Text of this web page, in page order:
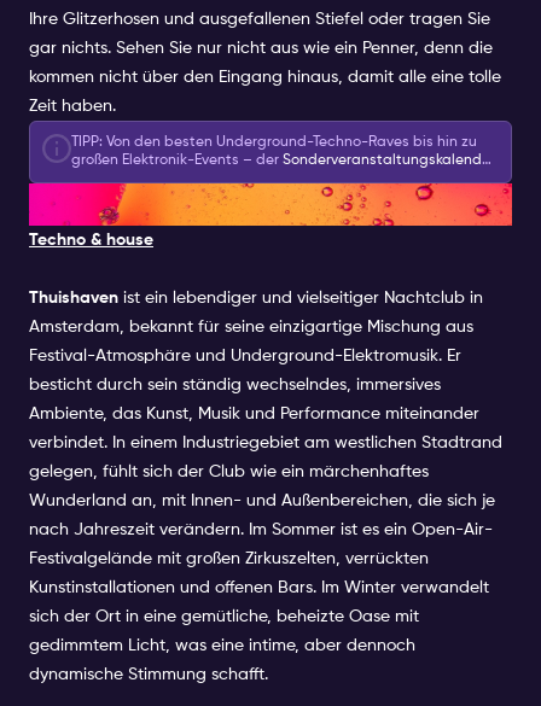
Guestlist Information: You will be placed on the
guestlist for this Special Event by selecting it
can choose one Special Event per day at no
extra cost.
Ihre Glitzerhosen und ausgefallenen Stiefel oder tragen Sie
gar nichts. Sehen Sie nur nicht aus wie ein Penner, denn die
kommen nicht über den Eingang hinaus, damit alle eine tolle
Zeit haben.
TIPP: Von den besten Underground-Techno-Raves bis hin zu
großen Elektronik-Events – der Sonderveranstaltungskalender
Veranstaltungen in der ganzen Stadt.
6. THUISHAVEN
Techno & house
Thuishaven ist ein lebendiger und vielseitiger Nachtclub in
Amsterdam, bekannt für seine einzigartige Mischung aus
Festival-Atmosphäre und Underground-Elektromusik. Er
besticht durch sein ständig wechselndes, immersives
Ambiente, das Kunst, Musik und Performance miteinander
verbindet. In einem Industriegebiet am westlichen Stadtrand
gelegen, fühlt sich der Club wie ein märchenhaftes
Wunderland an, mit Innen- und Außenbereichen, die sich je
nach Jahreszeit verändern. Im Sommer ist es ein Open-Air-
Festivalgelände mit großen Zirkuszelten, verrückten
Kunstinstallationen und offenen Bars. Im Winter verwandelt
sich der Ort in eine gemütliche, beheizte Oase mit
gedimmtem Licht, was eine intime, aber dennoch
dynamische Stimmung schafft.